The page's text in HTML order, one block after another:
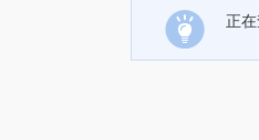
正